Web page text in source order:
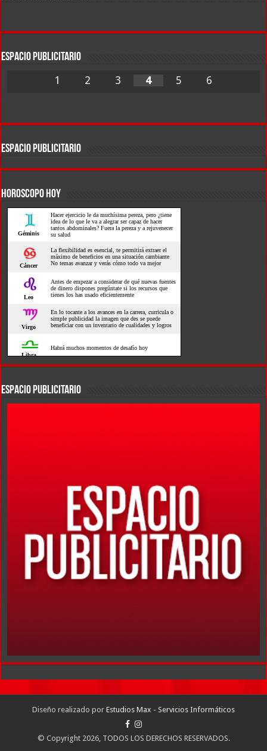
ESPACIO PUBLICITARIO
1 2 3 4 5 6
ESPACIO PUBLICITARIO
HOROSCOPO HOY
ESPACIO PUBLICITARIO
Diseño realizado por Estudios Max - Servicios Informáticos
© Copyright 2026, TODOS LOS DERECHOS RESERVADOS.